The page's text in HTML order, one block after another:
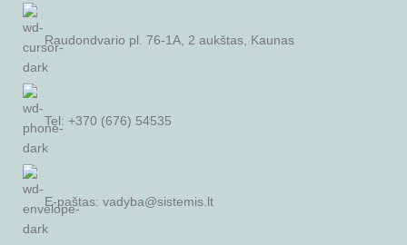
Raudondvario pl. 76-1A, 2 aukštas, Kaunas
Tel: +370 (676) 54535
E-paštas: vadyba@sistemis.lt